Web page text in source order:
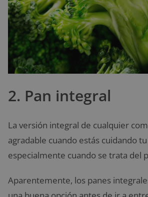
2. Pan integral
La versión integral de cualquier
agradable cuando estás cuidando
especialmente cuando se trata del
Aparentemente, los panes